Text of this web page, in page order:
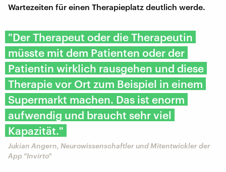
Wartezeiten für einen Therapieplatz deutlich werde.
"Der Therapeut oder die Therapeutin
müsste mit dem Patienten oder der
Patientin wirklich rausgehen und diese
Therapie vor Ort zum Beispiel in einem
Supermarkt machen. Das ist enorm
aufwendig und braucht sehr viel
Kapazität."
Jukian Angern, Neurowissenschaftler und Mitentwickler der
App "Invirto"